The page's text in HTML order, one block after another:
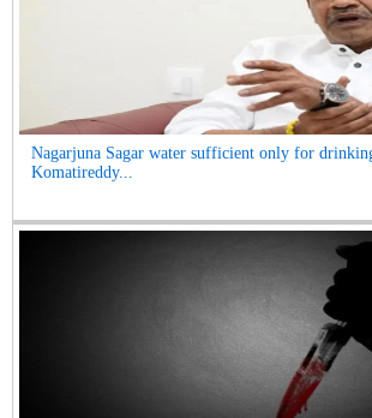
Nagarjuna Sagar water sufficient only for
Komatireddy...